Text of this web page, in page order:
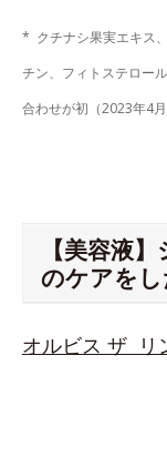
* クチナシ果実エキス
チン、フィトステロー
合わせが初（2023年4
【美容液
のケアを
オルビス ザ リ